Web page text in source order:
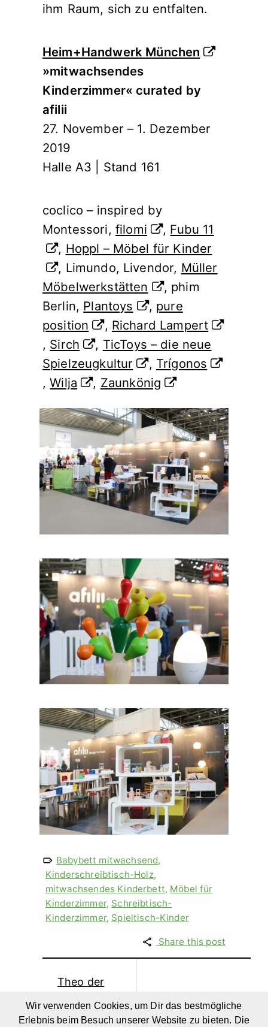
ihm Raum, sich zu entfalten.
Heim+Handwerk München
»mitwachsendes
Kinderzimmer« curated by
afilii
27. November – 1. Dezember
2019
Halle A3 | Stand 161
coclico – inspired by
Montessori, filomi , Fubu 11
, Hoppl – Möbel für Kinder
, Limundo, Livendor, Müller
Möbelwerkstätten
, phim
Berlin, Plantoys , pure
position
, Richard Lampert
, Sirch , TicToys – die neue
Spielzeugkultur
, Trígonos
,Wilja , Zaunkönig
Babybett mitwachsend,
Kinderschreibtisch-Holz,
mitwachsendes Kinderbett, Möbel für
Kinderzimmer, Schreibtisch-
Kinderzimmer, Spieltisch-Kinder
Share this post
Theo der
Vorlesebuch
die Welt.
Wir verwenden Cookies, um Dir das bestmögliche
Erlebnis beim Besuch unserer Website zu bieten. Die